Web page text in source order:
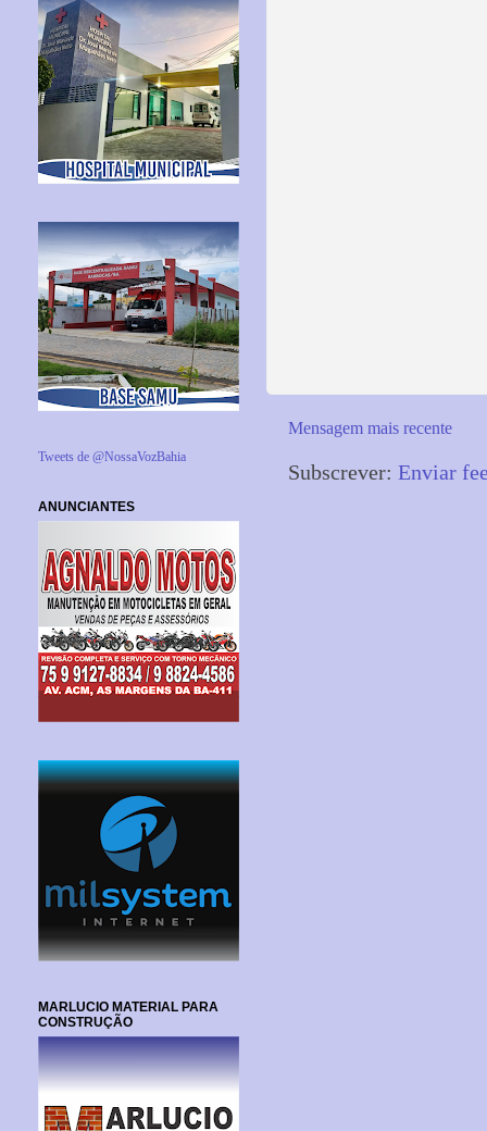
Mensagem mais recente
Subscrever: Enviar
Tweets de @NossaVozBahia
ANUNCIANTES
MARLUCIO MATERIAL PARA
CONSTRUÇÃO